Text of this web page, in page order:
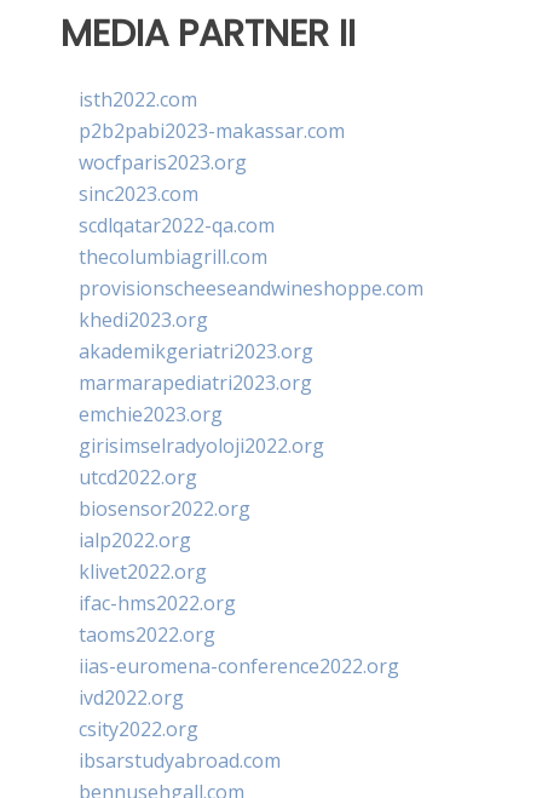
MEDIA PARTNER II
isth2022.com
p2b2pabi2023-makassar.com
wocfparis2023.org
sinc2023.com
scdlqatar2022-qa.com
thecolumbiagrill.com
provisionscheeseandwineshoppe.com
khedi2023.org
akademikgeriatri2023.org
marmarapediatri2023.org
emchie2023.org
girisimselradyoloji2022.org
utcd2022.org
biosensor2022.org
ialp2022.org
klivet2022.org
ifac-hms2022.org
taoms2022.org
iias-euromena-conference2022.org
ivd2022.org
csity2022.org
ibsarstudyabroad.com
bennusehgall.com